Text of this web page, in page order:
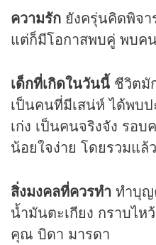
ความรัก ยังครุ่นคิดพิจ
แต่ก็มีโอกาสพบคู่ พบค
เด็กที่เกิดในวันนี้ ชีวิตมั
เป็นคนที่มีเสน่ห์ ได้พบ
เก่ง เป็นคนจริงจัง รอ
น้อยใจง่าย โดยรวมแ
สิ่งมงคลที่ควรทำ ทำบุญ
น้ำมันตะเกียง กราบไ
คุณ บิดา มารดา